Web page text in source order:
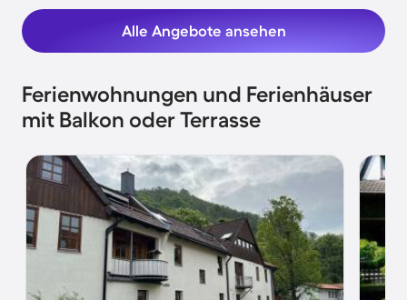
Alle Angebote ansehen
Ferienwohnungen und Ferienhäuser
mit Balkon oder Terrasse